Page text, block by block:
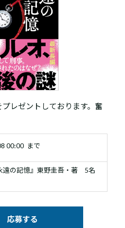
レゼントしております。奮
00:00 まで
遠の記憶』東野圭吾・著 5名
応募する